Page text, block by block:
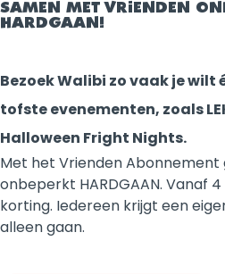
SAMEN MET VRIENDEN
HARDGAAN!
Bezoek Walibi zo vaak je
tofste evenementen, zoals
Halloween Fright Nights.
Met het Vrienden Abonnement
onbeperkt HARDGAAN. Vanaf
korting. Iedereen krijgt een
alleen gaan.